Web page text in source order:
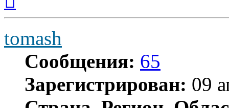
началу
tomash
Сообщения: 65
Зарегистрирован: 09